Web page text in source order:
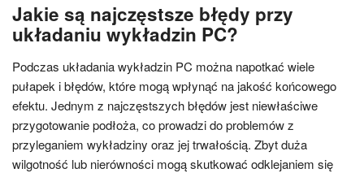
Jakie są najczęstsze błędy przy
układaniu wykładzin PC?
Podczas układania wykładzin PC można napotkać wiele
pułapek i błędów, które mogą wpłynąć na jakość końcowego
efektu. Jednym z najczęstszych błędów jest niewłaściwe
przygotowanie podłoża, co prowadzi do problemów z
przyleganiem wykładziny oraz jej trwałością. Zbyt duża
wilgotność lub nierówności mogą skutkować odklejaniem się